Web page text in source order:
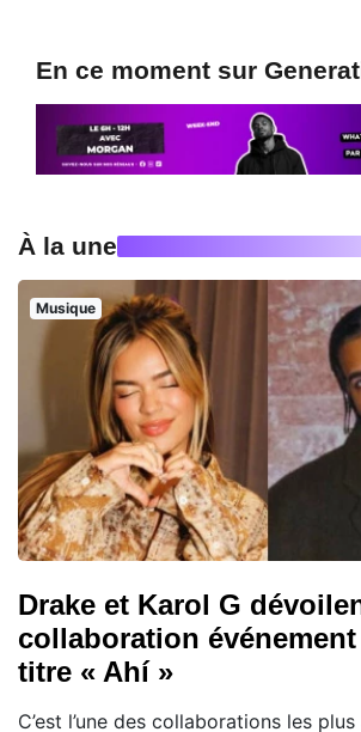
En ce moment sur
À la une
Musique
Drake et Karol G
collaboration
titre « Ahí »
C’est l’une des collaborations les